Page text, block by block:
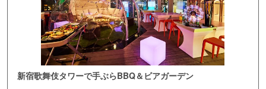
新宿歌舞伎タワーで手ぶらBBQ＆ビアガーデン